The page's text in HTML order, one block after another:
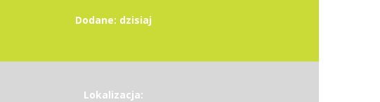
Dodane: dzisiaj
Lokalizacja: